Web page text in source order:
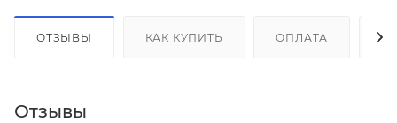
ОТЗЫВЫ КАК КУПИТЬ ОПЛАТА
Отзывы